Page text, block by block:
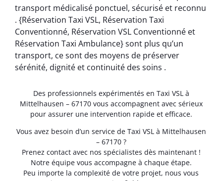
transport médicalisé ponctuel, sécurisé et reconnu
. {Réservation Taxi VSL, Réservation Taxi
Conventionné, Réservation VSL Conventionné et
Réservation Taxi Ambulance} sont plus qu’un
transport, ce sont des moyens de préserver
sérénité, dignité et continuité des soins .
Des professionnels expérimentés en Taxi VSL à
Mittelhausen – 67170 vous accompagnent avec sérieux
pour assurer une intervention rapide et efficace.
Vous avez besoin d’un service de Taxi VSL à Mittelhausen
– 67170 ?
Prenez contact avec nos spécialistes dès maintenant !
Notre équipe vous accompagne à chaque étape.
Peu importe la complexité de votre projet, nous vous